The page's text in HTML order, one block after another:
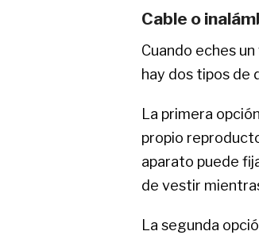
Cable o
Cuando eches
hay dos tipos de
La primera
propio
aparato puede
de vestir
La segunda